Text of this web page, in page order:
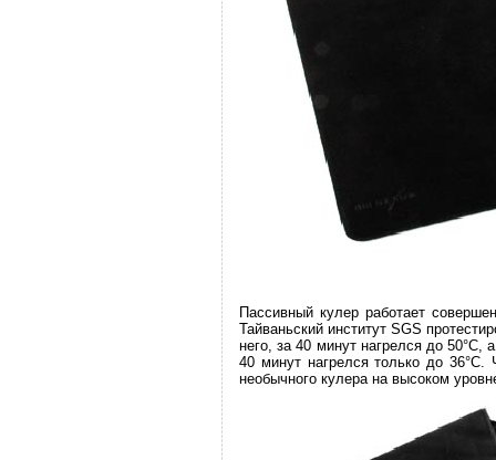
Пассивный кулер работает
Тайваньский институт SGS
него, за 40 минут нагрелся до 50°C,
40 минут нагрелся только до
необычного кулера на высоком